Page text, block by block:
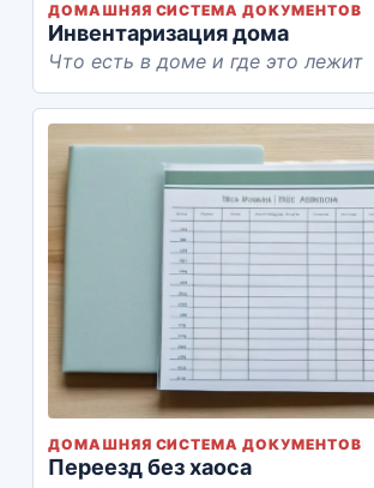
ДОМАШНЯЯ СИСТЕМА ДОКУМЕНТОВ
Инвентаризация дома
Что есть в доме и где это лежит
ДОМАШНЯЯ СИСТЕМА ДОКУМЕНТОВ
Переезд без хаоса